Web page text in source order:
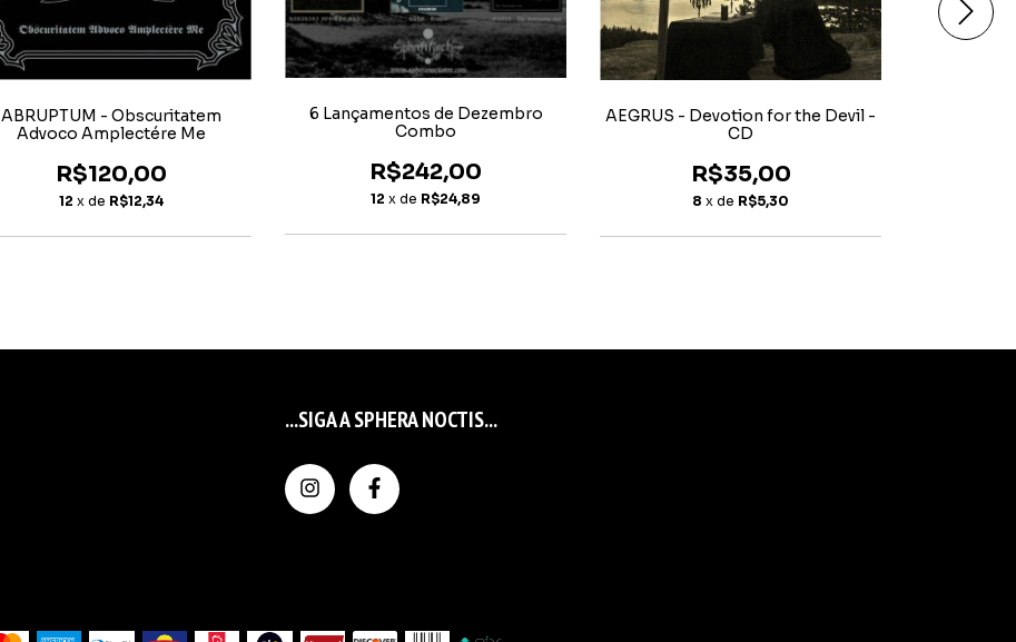
ABRUPTUM - Obscuritatem
Advoco Amplectére Me
R$120,00
12 x de R$12,34
6 Lançamentos de Dezembro
Combo
R$242,00
12 x de R$24,89
AEGRUS - Devotion for the Devil -
CD
R$35,00
8 x de R$5,30
...SIGA A SPHERA NOCTIS...